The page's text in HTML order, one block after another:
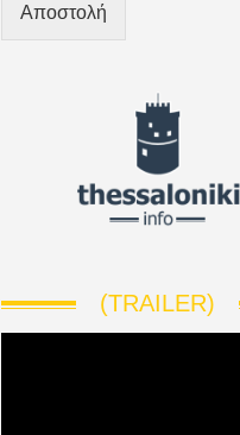
Αποστολή
(TRAILER)